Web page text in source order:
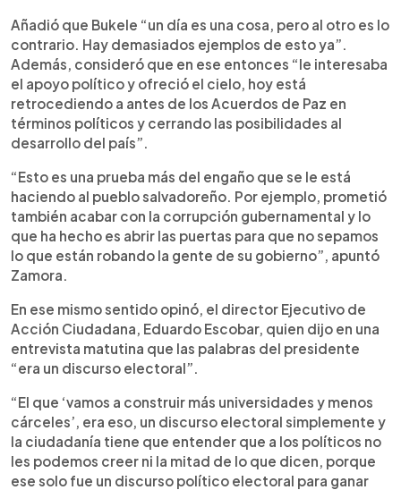
Añadió que Bukele “un día es una cosa, pero al otro es lo
contrario. Hay demasiados ejemplos de esto ya”.
Además, consideró que en ese entonces “le interesaba
el apoyo político y ofreció el cielo, hoy está
retrocediendo a antes de los Acuerdos de Paz en
términos políticos y cerrando las posibilidades al
desarrollo del país”.
“Esto es una prueba más del engaño que se le está
haciendo al pueblo salvadoreño. Por ejemplo, prometió
también acabar con la corrupción gubernamental y lo
que ha hecho es abrir las puertas para que no sepamos
lo que están robando la gente de su gobierno”, apuntó
Zamora.
En ese mismo sentido opinó, el director Ejecutivo de
Acción Ciudadana, Eduardo Escobar, quien dijo en una
entrevista matutina que las palabras del presidente
“era un discurso electoral”.
“El que ‘vamos a construir más universidades y menos
cárceles’, era eso, un discurso electoral simplemente y
la ciudadanía tiene que entender que a los políticos no
les podemos creer ni la mitad de lo que dicen, porque
ese solo fue un discurso político electoral para ganar